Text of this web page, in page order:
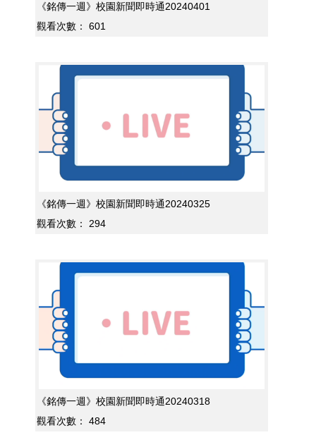
《銘傳一週》校園新聞即時通20240401
觀看次數：
601
《銘傳一週》校園新聞即時通20240325
觀看次數：
294
《銘傳一週》校園新聞即時通20240318
觀看次數：
484